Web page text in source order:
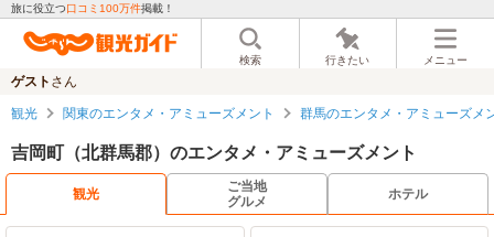
旅に役立つ口コミ100万件掲載！
検索 行きたい メニュー
ゲスト さん
観光 関東のエンタメ・アミューズメント 群馬のエンタメ・アミューズメ
吉岡町（北群馬郡）のエンタメ・アミューズメント
観光
ご当地
グルメ
ホテル